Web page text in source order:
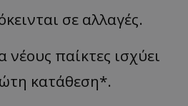
σε αλλαγές.
παίκτες ισχύει
κατάθεση*.